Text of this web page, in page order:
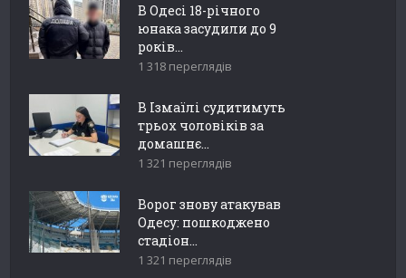
В Одесі 18-річного
юнака засудили до 9
років...
1 318 переглядів
В Ізмаїлі судитимуть
трьох чоловіків за
домашнє...
1 321 переглядів
Ворог знову атакував
Одесу: пошкоджено
стадіон...
1 321 переглядів